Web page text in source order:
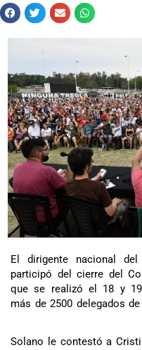
El dirigente nacional del
participó del cierre del
que se realizó el 18 y
más de 2500 delegados
Solano le contestó a